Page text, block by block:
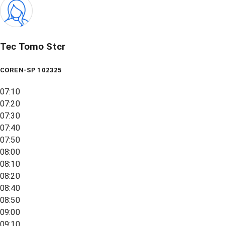
Tec Tomo Stcr
COREN-SP 102325
07:10
07:20
07:30
07:40
07:50
08:00
08:10
08:20
08:40
08:50
09:00